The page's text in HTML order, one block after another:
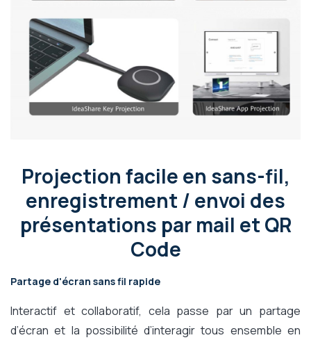
Projection facile en sans-fil,
enregistrement / envoi des
présentations par mail et QR
Code
Partage d'écran sans fil rapide
Interactif et collaboratif, cela passe par un partage
d’écran et la possibilité d’interagir tous ensemble en